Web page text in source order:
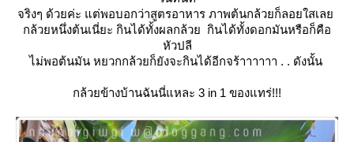
จริงๆ ด้วยค่ะ แต่พอบอกว่าสูตรอาหาร ภาพต้นกล้วยก็ลอยใสเล
กล้วยหนึ่งต้นเนี่ยะ กินได้ทั้งผลกล้วย กินได้ทั้งดอกมันหรือก็คือ
หัวปลี
ไม่พอต้นมัน หยวกกล้วยก็ยังจะกินได้อีกจร้าาาาาา . . ดังนั้น
กล้วยข้างบ้านฉันนี่แหละ 3 in 1 ของแทร่!!!